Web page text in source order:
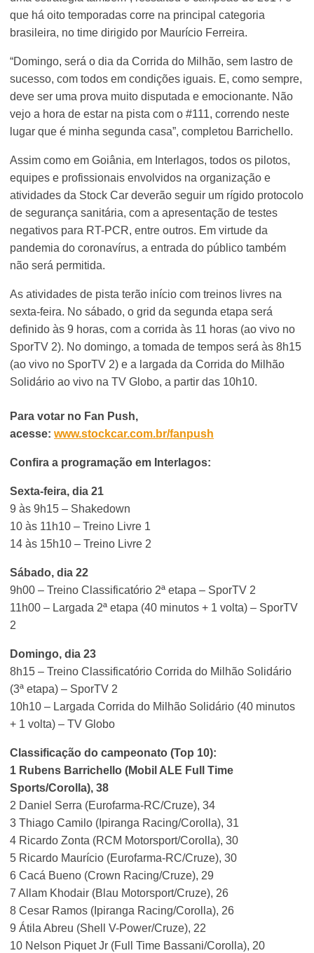
que há oito temporadas corre na principal categoria
brasileira, no time dirigido por Maurício Ferreira.
“Domingo, será o dia da Corrida do Milhão, sem lastro de
sucesso, com todos em condições iguais. E, como sempre,
deve ser uma prova muito disputada e emocionante. Não
vejo a hora de estar na pista com o #111, correndo neste
lugar que é minha segunda casa”, completou Barrichello.
Assim como em Goiânia, em Interlagos, todos os pilotos,
equipes e profissionais envolvidos na organização e
atividades da Stock Car deverão seguir um rígido protocolo
de segurança sanitária, com a apresentação de testes
negativos para RT-PCR, entre outros. Em virtude da
pandemia do coronavírus, a entrada do público também
não será permitida.
As atividades de pista terão início com treinos livres na
sexta-feira. No sábado, o grid da segunda etapa será
definido às 9 horas, com a corrida às 11 horas (ao vivo no
SporTV 2). No domingo, a tomada de tempos será às 8h15
(ao vivo no SporTV 2) e a largada da Corrida do Milhão
Solidário ao vivo na TV Globo, a partir das 10h10.
Para votar no Fan Push,
acesse:www.stockcar.com.br/fanpush
Confira a programação em Interlagos:
Sexta-feira, dia 21
9 às 9h15 – Shakedown
10 às 11h10 – Treino Livre 1
14 às 15h10 – Treino Livre 2
Sábado, dia 22
9h00 – Treino Classificatório 2ª etapa – SporTV 2
11h00 – Largada 2ª etapa (40 minutos + 1 volta) – SporTV
2
Domingo, dia 23
8h15 – Treino Classificatório Corrida do Milhão Solidário
(3ª etapa) – SporTV 2
10h10 – Largada Corrida do Milhão Solidário (40 minutos
+ 1 volta) – TV Globo
Classificação do campeonato (Top 10):
1 Rubens Barrichello (Mobil ALE Full Time
Sports/Corolla), 38
2 Daniel Serra (Eurofarma-RC/Cruze), 34
3 Thiago Camilo (Ipiranga Racing/Corolla), 31
4 Ricardo Zonta (RCM Motorsport/Corolla), 30
5 Ricardo Maurício (Eurofarma-RC/Cruze), 30
6 Cacá Bueno (Crown Racing/Cruze), 29
7 Allam Khodair (Blau Motorsport/Cruze), 26
8 Cesar Ramos (Ipiranga Racing/Corolla), 26
9 Átila Abreu (Shell V-Power/Cruze), 22
10 Nelson Piquet Jr (Full Time Bassani/Corolla), 20